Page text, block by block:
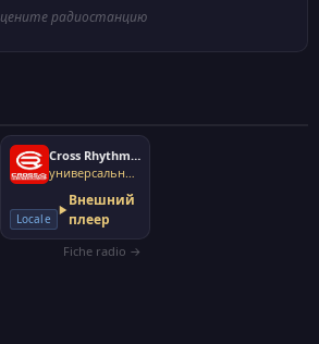
радиостанцию
Cross Rhythms Teesside
универсальный
Locale
Внешний
плеер
Fiche radio →